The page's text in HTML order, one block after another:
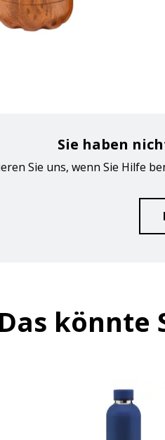
Sie haben
Sie uns, wenn Sie Hilfe
Das könnte